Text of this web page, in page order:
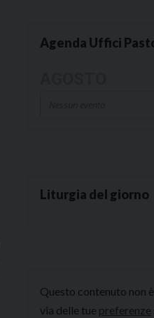
Agenda Uffici
Liturgia del giorno
Questo contenuto non
via delle tue preferenze